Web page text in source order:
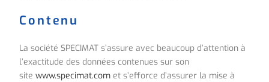
Contenu
La société SPECIMAT s’assure avec beaucoup d’attention à
l’exactitude des données contenues sur son
sitewww.specimat.com et s’efforce d’assurer la mise à